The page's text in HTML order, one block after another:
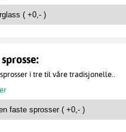
i tre til våre tradisjonelle..